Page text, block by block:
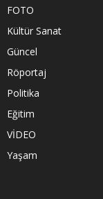
FOTO
Kültür Sanat
Güncel
Röportaj
Politika
Eğitim
VİDEO
Yaşam